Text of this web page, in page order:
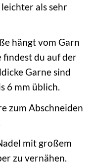
als sehr
hängt vom Garn
findest du auf der
Garne sind
6 mm üblich.
zum Abschneiden
mit großem
zu vernähen.